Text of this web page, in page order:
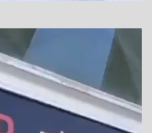
نمایشگر
ویدیو